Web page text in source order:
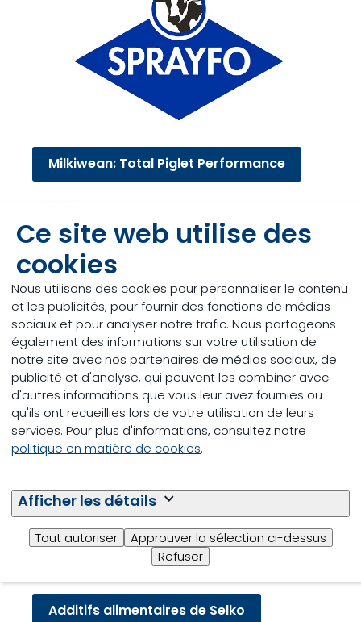
Ce site web utilise des
cookies
Nous utilisons des cookies pour personnaliser le contenu
et les publicités, pour fournir des fonctions de médias
sociaux et pour analyser notre trafic. Nous partageons
également des informations sur votre utilisation de
notre site avec nos partenaires de médias sociaux, de
publicité et d'analyse, qui peuvent les combiner avec
d'autres informations que vous leur avez fournies ou
qu'ils ont recueillies lors de votre utilisation de leurs
services. Pour plus d'informations, consultez notre
politique en matière de cookies.
Afficher les détails
Tout autoriser
Approuver la sélection ci-dessus
Refuser
Milkiwean: Total Piglet Performance
Des performances animales et
commerciales optimales avec NutriOpt
Additifs alimentaires de Selko